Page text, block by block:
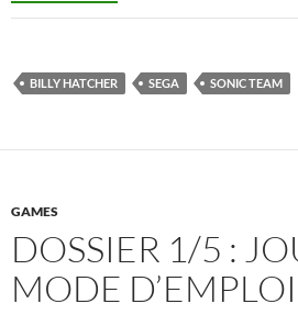
BILLY HATCHER SEGA SONIC TEAM
GAMES
DOSSIER 1/5 :
MODE